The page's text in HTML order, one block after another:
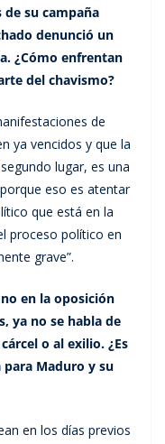
de su campaña
denunció un
¿Cómo enfrentan
del chavismo?
de
ya vencidos y que la
lugar, es una
eso es atentar
que está en la
proceso político en
grave”.
en la oposición
ya no se habla de
o al exilio. ¿Es
Maduro y su
en los días previos